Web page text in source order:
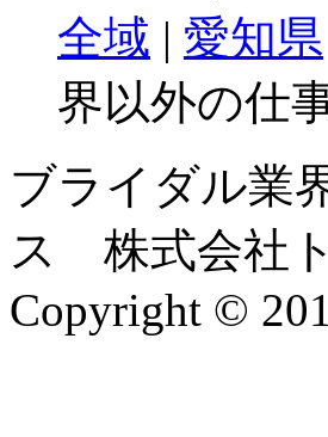
全域 | 愛知県
界以外の仕
ブライダル業
ス 株式会社
Copyright ©